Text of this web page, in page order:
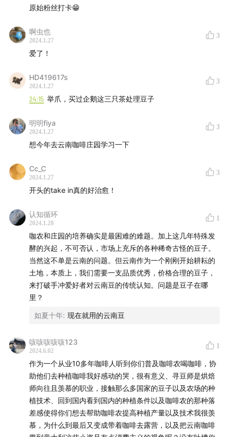
黄穗穗
阿奇，云南精品咖啡社群YSCC创始人
原始粉丝打卡😁
啊虫也
2024.1.27
3
爱了！
HD419617s
2024.1.27
3
24:15 举爪，买过企鹅这三只茶处理豆子
明明fiya
2024.1.27
3
想今年去云南咖啡庄园学习一下
Cc_C
2024.1.27
3
开头的take in真的好治愈！
认知循环
2024.1.28
1
咖农和庄园的培养确实是最困难的难题。加上这几年特殊发
酵的兴起，不可否认，市场上充斥的各种稀奇古怪的豆子。
当然这不单是云南的问题。但云南作为一个刚刚开始耕耘的
土地，本质上，我们需要一支品质优秀，价格合理的豆子，
来打破手冲爱好者对云南豆的传统认知。问题是豆子在哪
里？
如夏十年: 现在就用的云南豆
咳咳咳咳咳123
2024.6.02
1
作为一个从业10多年咖啡人听到你们普及咖啡农喝咖啡，协
助他们去种植咖啡我好感动的哭，很有意义、寻豆师是烘焙
师向往且羡慕的职业，接触那么多国家的豆子以及农场的种
植技术、回到国内看到国内的种植条件以及咖啡农的那种落
差感使得你们想去帮助咖啡农提高种植产量以及技术我很羡
慕，为什么到最后又变成带着咖啡去露营，以及把云南咖啡